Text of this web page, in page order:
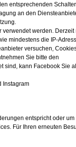
entsprechenden
an den
werden. Derzeit
mindestens die IP-
versuchen,
Sie bitte den
sind, kann Facebook Sie
Instagram
entspricht oder um
Für Ihren erneuten